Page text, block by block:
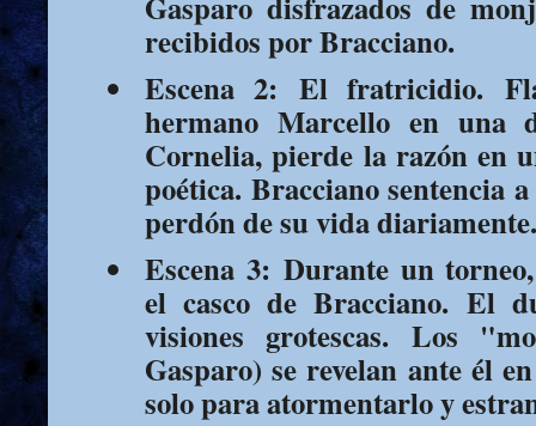
recibidos por Bracciano.
Escena 2: El fratricidio.
hermano Marcello en una
Cornelia, pierde la razón en
poética. Bracciano sentencia
perdón de su vida diariamente.
Escena 3: Durante un
el casco de Bracciano. El
visiones grotescas. Los
Gasparo) se revelan ante él
solo para atormentarlo y